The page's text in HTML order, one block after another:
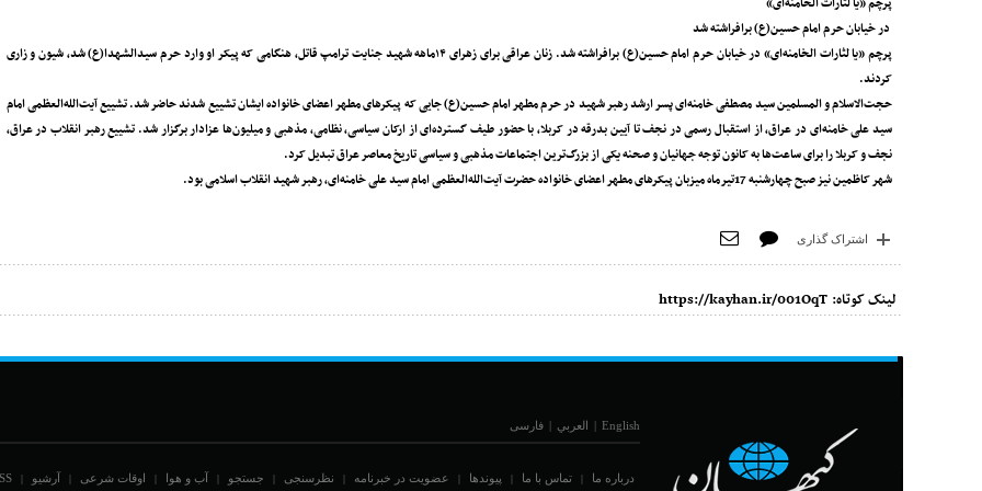
در خیابان حرم امام حسین(ع) برافراشته ‌شد
پرچم «یا لثارات الخامنه‌ای» در خیابان حرم امام حسین(ع) برافراشته‌ شد. زنان عراقی برای زهرای ۱۴ماهه شهید جنایت ترامپ قاتل، هنگامی که پیکر او وارد حرم سیدالشهدا(ع) ‌شد، شیون و زاری
کردند.
حجت‌الاسلام و المسلمین سید مصطفی خامنه‌ای پسر ارشد رهبر شهید در حرم مطهر امام حسین(ع) جایی که پیکرهای مطهر اعضای خانواده ایشان تشییع شدند حاضر شد. تشییع آیت‌الله‌العظمی امام
سید علی خامنه‌ای در عراق، از استقبال رسمی در نجف تا آیین بدرقه در کربلا، با حضور طیف گسترده‌ای از ارکان سیاسی، نظامی، مذهبی و میلیون‌ها عزادار برگزار شد. تشییع رهبر انقلاب در عراق،
نجف و کربلا را برای ساعت‌ها به کانون توجه جهانیان و صحنه یکی از بزرگ‌ترین اجتماعات مذهبی و سیاسی تاریخ معاصر عراق تبدیل کرد.
شهر کاظمین نیز صبح چهارشنبه 17تیرماه میزبان پیکرهای مطهر اعضای خانواده حضرت آیت‌الله‌العظمی امام سید علی خامنه‌ای، رهبر شهید انقلاب اسلامی بود.
اشتراک گذاری
لینک کوتاه: https://kayhan.ir/001OqT
English
| العربي | فارسی
درباره ما | تماس با ما | پیوندها | عضویت در خبرنامه | نظرسنجی | جستجو | آب و هوا | اوقات شرعی | آرشیو |